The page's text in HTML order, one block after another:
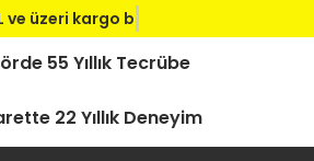
ve üzeri kargo be
55 Yıllık Tecrübe
22 Yıllık Deneyim